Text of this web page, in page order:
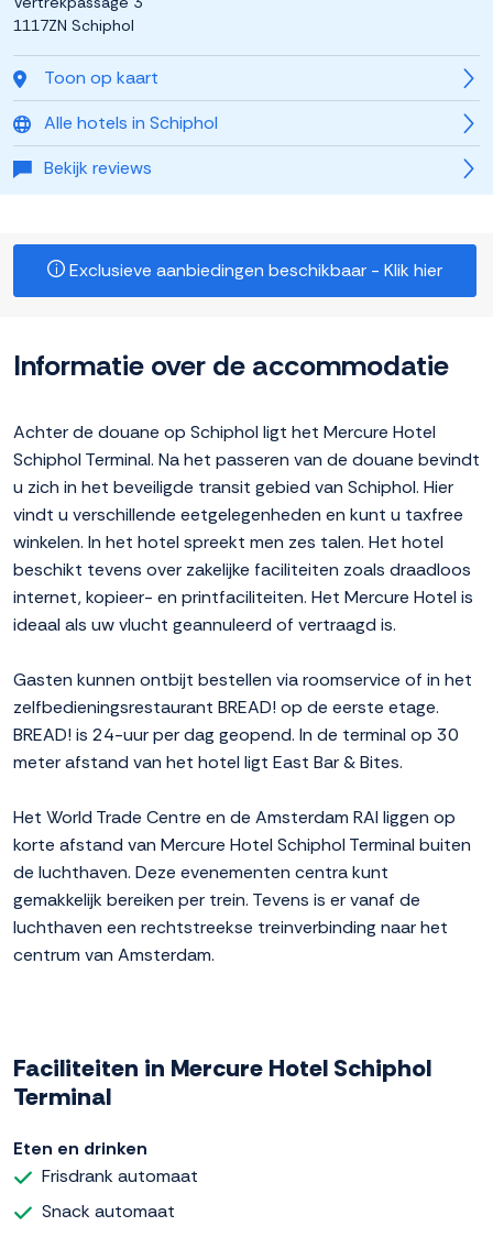
Toon op kaart
Alle hotels in Schiphol
Bekijk reviews
1117ZN Schiphol
Exclusieve aanbiedingen beschikbaar - Klik hier
Informatie over de accommodatie
Achter de douane op Schiphol ligt het Mercure Hotel
Schiphol Terminal. Na het passeren van de douane bevindt
u zich in het beveiligde transit gebied van Schiphol. Hier
vindt u verschillende eetgelegenheden en kunt u taxfree
winkelen. In het hotel spreekt men zes talen. Het hotel
beschikt tevens over zakelijke faciliteiten zoals draadloos
internet, kopieer- en printfaciliteiten. Het Mercure Hotel is
ideaal als uw vlucht geannuleerd of vertraagd is.
Gasten kunnen ontbijt bestellen via roomservice of in het
zelfbedieningsrestaurant BREAD! op de eerste etage.
BREAD! is 24-uur per dag geopend. In de terminal op 30
meter afstand van het hotel ligt East Bar & Bites.
Het World Trade Centre en de Amsterdam RAI liggen op
korte afstand van Mercure Hotel Schiphol Terminal buiten
de luchthaven. Deze evenementen centra kunt
gemakkelijk bereiken per trein. Tevens is er vanaf de
luchthaven een rechtstreekse treinverbinding naar het
centrum van Amsterdam.
Faciliteiten in Mercure Hotel Schiphol
Terminal
Eten en drinken
Frisdrank automaat
Snack automaat